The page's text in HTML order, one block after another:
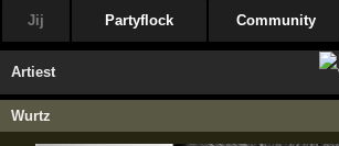
Jij Partyflock Community
Artiest
Wurtz